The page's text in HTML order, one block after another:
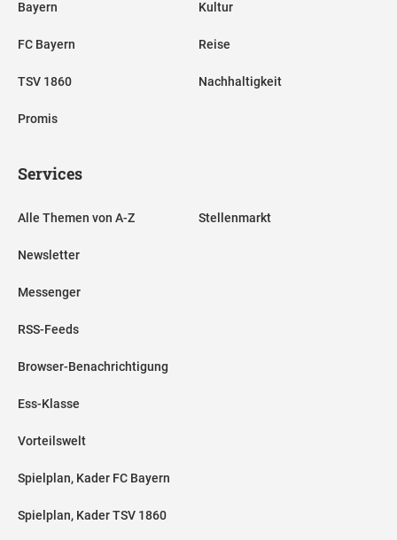
Bayern
FC Bayern
TSV 1860
Promis
Kultur
Reise
Nachhaltigkeit
Services
Alle Themen von A-Z
Newsletter
Messenger
RSS-Feeds
Browser-Benachrichtigung
Ess-Klasse
Vorteilswelt
Spielplan, Kader FC Bayern
Spielplan, Kader TSV 1860
Stellenmarkt